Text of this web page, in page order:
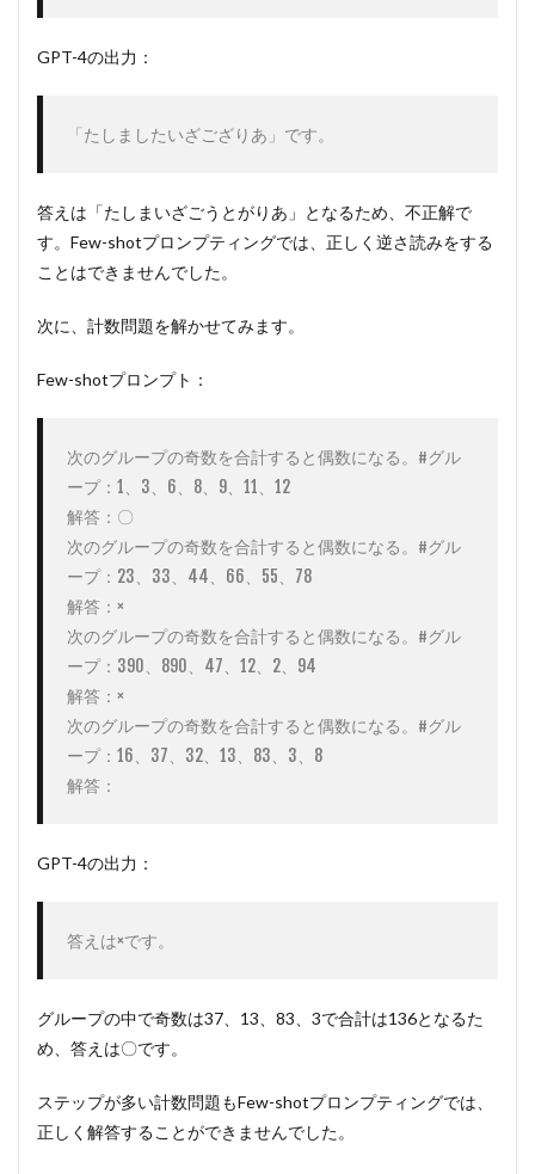
GPT-4の出力：
「たしましたいざござりあ」です。
答えは「たしまいざごうとがりあ」となるため、不正解で
す。Few-shotプロンプティングでは、正しく逆さ読みをする
ことはできませんでした。
次に、計数問題を解かせてみます。
Few-shotプロンプト：
次のグループの奇数を合計すると偶数になる。#グル
ープ：1、3、6、8、9、11、12
解答：〇
次のグループの奇数を合計すると偶数になる。#グル
ープ：23、33、44、66、55、78
解答：×
次のグループの奇数を合計すると偶数になる。#グル
ープ：390、890、47、12、2、94
解答：×
次のグループの奇数を合計すると偶数になる。#グル
ープ：16、37、32、13、83、3、8
解答：
GPT-4の出力：
答えは×です。
グループの中で奇数は37、13、83、3で合計は136となるた
め、答えは〇です。
ステップが多い計数問題もFew-shotプロンプティングでは、
正しく解答することができませんでした。